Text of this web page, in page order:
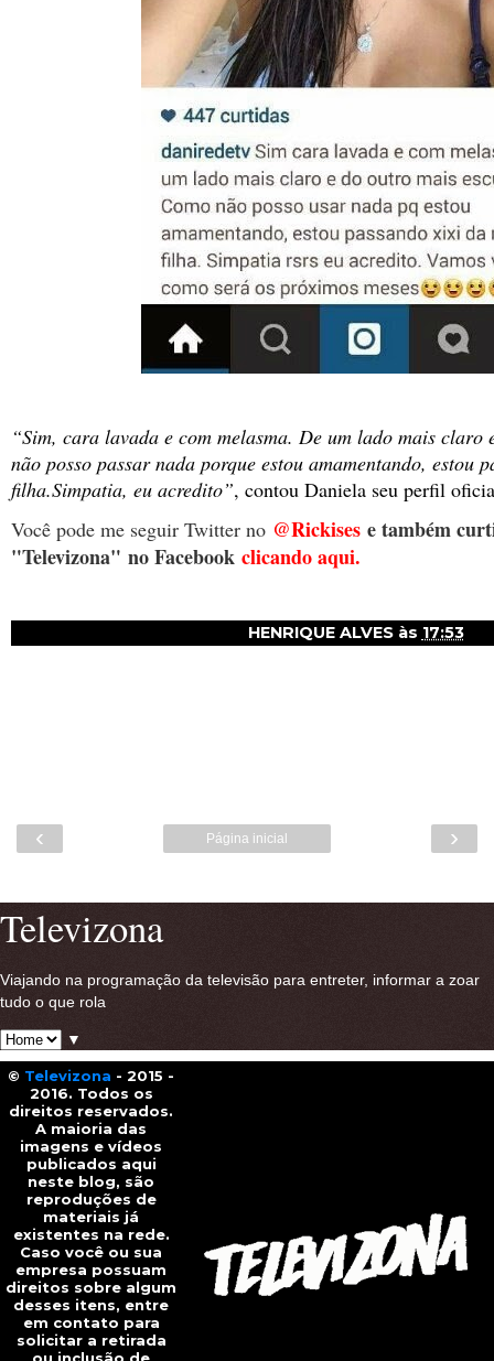
“Sim, cara lavada e com melasma. De um lado mais claro
não posso passar nada porque estou amamentando, estou
filha.Simpatia, eu acredito”, contou Daniela seu perfil
Você pode me seguir Twitter no @Rickises e também
"Televizona" no Facebook clicando aqui.
HENRIQUE ALVES às 17:53
‹ ›
Página inicial
Televizona
Viajando na programação da televisão para entreter, informar a zoar
tudo o que rola
▼
© Televizona - 2015 -
2016. Todos os
direitos reservados.
A maioria das
imagens e vídeos
publicados aqui
neste blog, são
reproduções de
materiais já
existentes na rede.
Caso você ou sua
empresa possuam
direitos sobre algum
desses itens, entre
em contato para
solicitar a retirada
ou inclusão de